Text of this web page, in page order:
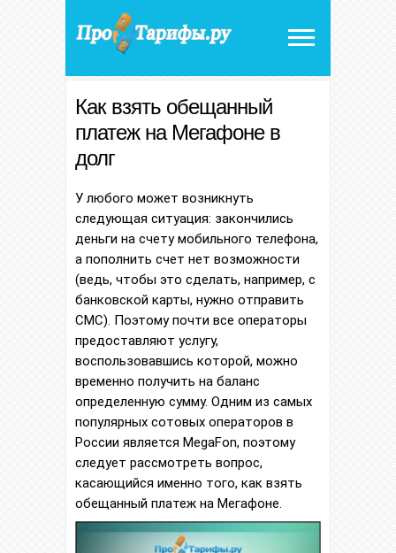
Как взять обещанный
платеж на Мегафоне в
долг
У любого может возникнуть
следующая ситуация: закончились
деньги на счету мобильного телефона,
а пополнить счет нет возможности
(ведь, чтобы это сделать, например, с
банковской карты, нужно отправить
СМС). Поэтому почти все операторы
предоставляют услугу,
воспользовавшись которой, можно
временно получить на баланс
определенную сумму. Одним из самых
популярных сотовых операторов в
России является MegaFon, поэтому
следует рассмотреть вопрос,
касающийся именно того, как взять
обещанный платеж на Мегафоне.